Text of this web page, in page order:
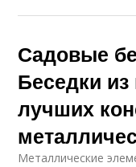
Садовые
Беседки
лучших
Металлические